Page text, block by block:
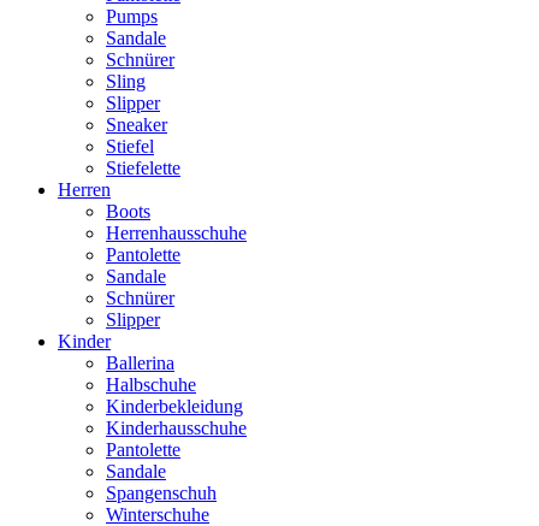
Pumps
Sandale
Schnürer
Sling
Slipper
Sneaker
Stiefel
Stiefelette
Herren
Boots
Herrenhausschuhe
Pantolette
Sandale
Schnürer
Slipper
Kinder
Ballerina
Halbschuhe
Kinderbekleidung
Kinderhausschuhe
Pantolette
Sandale
Spangenschuh
Winterschuhe